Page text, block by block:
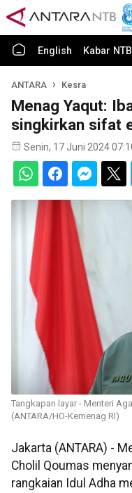
English Kabar NTB
ANTARA Kesra
Menag Yaqut:
singkirkan sifat
Senin, 17 Juni 2024
Tangkapan layar - Menteri
(ANTARA/HO-Kemenag RI)
Jakarta (ANTARA) -
Cholil Qoumas
rangkaian Idul Adha